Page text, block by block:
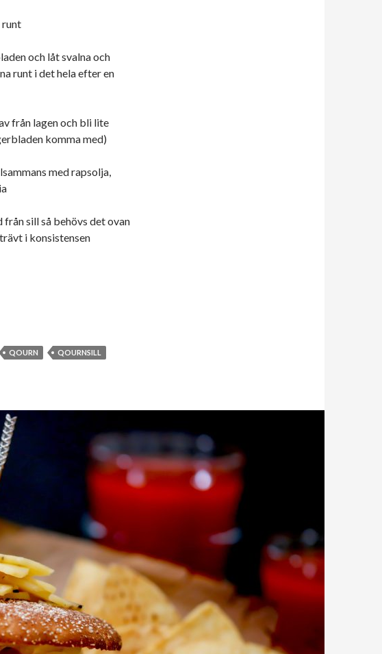
runt
och låt svalna och
runt i det hela efter en
från lagen och bli lite
komma med)
med rapsolja,
sill så behövs det ovan
i konsistensen
QOURN
QOURNSILL